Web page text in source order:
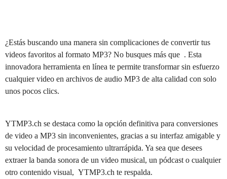
¿Estás buscando una manera sin complicaciones de convertir tus
videos favoritos al formato MP3? No busques más que . Esta
innovadora herramienta en línea te permite transformar sin esfuerzo
cualquier video en archivos de audio MP3 de alta calidad con solo
unos pocos clics.
YTMP3.ch se destaca como la opción definitiva para conversiones
de video a MP3 sin inconvenientes, gracias a su interfaz amigable y
su velocidad de procesamiento ultrarrápida. Ya sea que desees
extraer la banda sonora de un video musical, un pódcast o cualquier
otro contenido visual, YTMP3.ch te respalda.